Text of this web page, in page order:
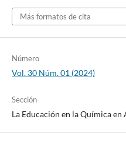
Más formatos de cita
Número
Vol. 30 Núm. 01 (2024)
Sección
La Educación en la Química